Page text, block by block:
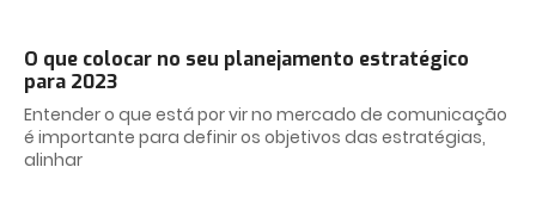
O que colocar no seu planejamento estratégico
para 2023
Entender o que está por vir no mercado de comunicação
é importante para definir os objetivos das estratégias,
alinhar